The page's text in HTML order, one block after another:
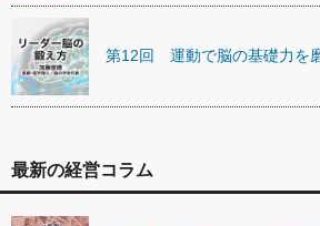
第12回 運動で脳の基礎力を
最新の経営コラム